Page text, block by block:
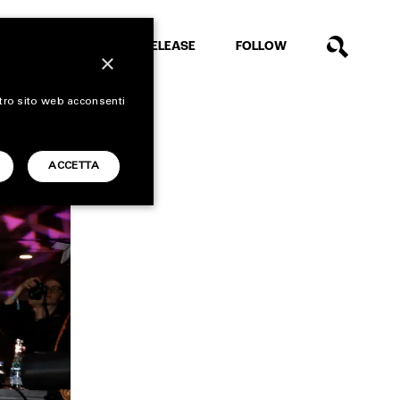
RELEASE FOLLOW
×
sito web acconsenti
ACCETTA